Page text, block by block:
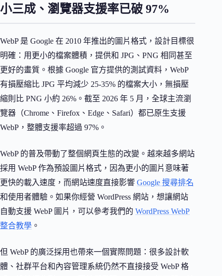
小三成、瀏覽器支援率已破 97%
WebP 是 Google 在 2010 年推出的圖片格式，設計目標很
明確：用更小的檔案體積，提供和 JPG、PNG 相同甚至
更好的畫質。根據 Google 官方提供的測試資料，WebP
有損壓縮比 JPG 平均減少 25-35% 的檔案大小，無損壓
縮則比 PNG 小約 26%。截至 2026 年 5 月，全球主流瀏
覽器（Chrome、Firefox、Edge、Safari）都已原生支援
WebP，整體支援率超過 97%。
WebP 的普及帶動了整個網頁生態的改變。越來越多網站
採用 WebP 作為預設圖片格式，因為更小的圖片意味著
更快的載入速度，而網站速度直接影響 Google 搜尋排名
和使用者體驗。如果你經營 WordPress 網站，想讓網站
自動支援 WebP 圖片，可以參考我們的 WordPress WebP
整合教學 。
但 WebP 的廣泛採用也帶來一個實際問題：很多設計軟
體、社群平台和內容管理系統仍然不直接接受 WebP 格